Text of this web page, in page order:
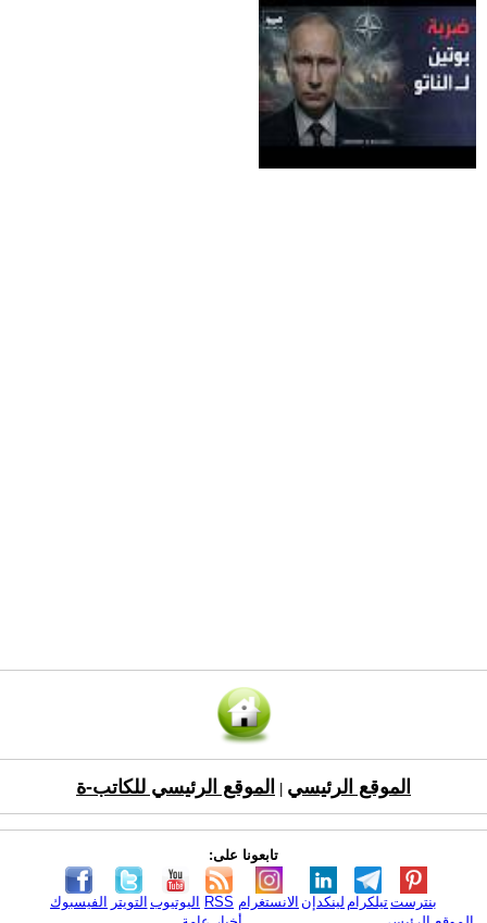
الموقع الرئيسي الموقع الرئيسي للكاتب-ة
تابعونا على:
الفيسبوك التويتر اليوتيوب RSS الانستغرام لينكدإن تيلكرامبنترست